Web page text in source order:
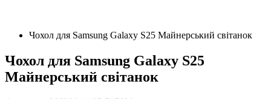
Чохол для Samsung Galaxy S25 Майнерський світанок
Чохол для Samsung Galaxy S25
Майнерський світанок